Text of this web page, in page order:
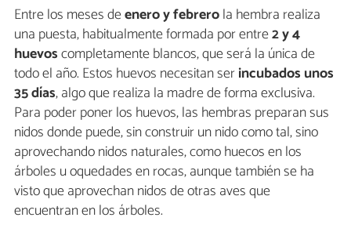
Entre los meses deenero y febrerola hembra realiza
una puesta, habitualmente formada por entre2 y 4
huevoscompletamente blancos, que será la única de
todo el año. Estos huevos necesitan serincubados unos
35 días, algo que realiza la madre de forma exclusiva.
Para poder poner los huevos, las hembras preparan sus
nidos donde puede, sin construir un nido como tal, sino
aprovechando nidos naturales, como huecos en los
árboles u oquedades en rocas, aunque también se ha
visto que aprovechan nidos de otras aves que
encuentran en los árboles.